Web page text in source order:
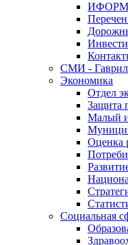
СМИ -
Экономика
Отдел
Защита
Малый и
Оценка
Социальная